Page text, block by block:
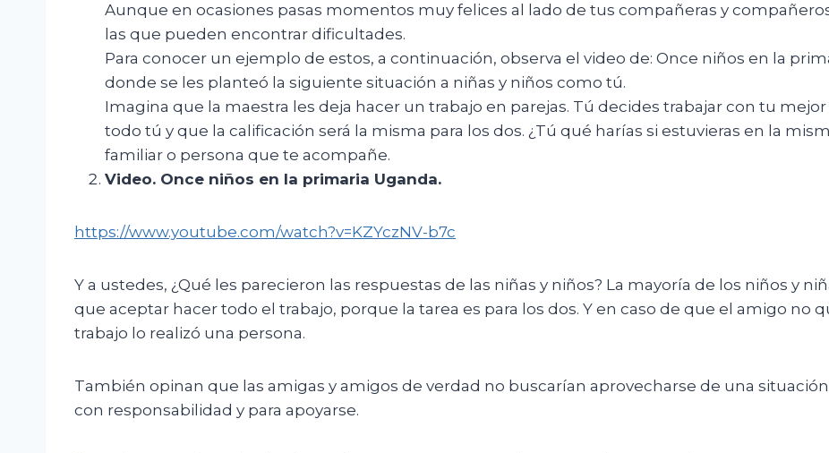
Aunque en ocasiones pasas momentos muy felices al lado de tus compañeras y
las que pueden encontrar dificultades.
Para conocer un ejemplo de estos, a continuación, observa el video de: Once niños en la
donde se les planteó la siguiente situación a niñas y niños como tú.
Imagina que la maestra les deja hacer un trabajo en parejas. Tú decides trabajar con tu
todo tú y que la calificación será la misma para los dos. ¿Tú qué harías si estuvieras en la
familiar o persona que te acompañe.
Video. Once niños en la primaria Uganda.
https://www.youtube.com/watch?v=KZYczNV-b7c
Y a ustedes, ¿Qué les parecieron las respuestas de las niñas y niños? La mayoría de los niños y
que aceptar hacer todo el trabajo, porque la tarea es para los dos. Y en caso de que el amigo no
trabajo lo realizó una persona.
También opinan que las amigas y amigos de verdad no buscarían aprovecharse de una
con responsabilidad y para apoyarse.